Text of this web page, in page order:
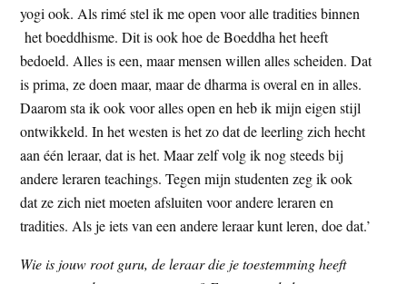
yogi ook. Als rimé stel ik me open voor alle tradities binnen
het boeddhisme. Dit is ook hoe de Boeddha het heeft
bedoeld. Alles is een, maar mensen willen alles scheiden. Dat
is prima, ze doen maar, maar de dharma is overal en in alles.
Daarom sta ik ook voor alles open en heb ik mijn eigen stijl
ontwikkeld. In het westen is het zo dat de leerling zich hecht
aan één leraar, dat is het. Maar zelf volg ik nog steeds bij
andere leraren teachings. Tegen mijn studenten zeg ik ook
dat ze zich niet moeten afsluiten voor andere leraren en
tradities. Als je iets van een andere leraar kunt leren, doe dat.’
Wie is jouw root guru, de leraar die je toestemming heeft